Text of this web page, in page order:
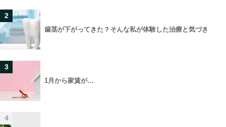
2
歯茎が下がってきた？そんな私が体験した治療と気づき
3
1月から家賃が…
4